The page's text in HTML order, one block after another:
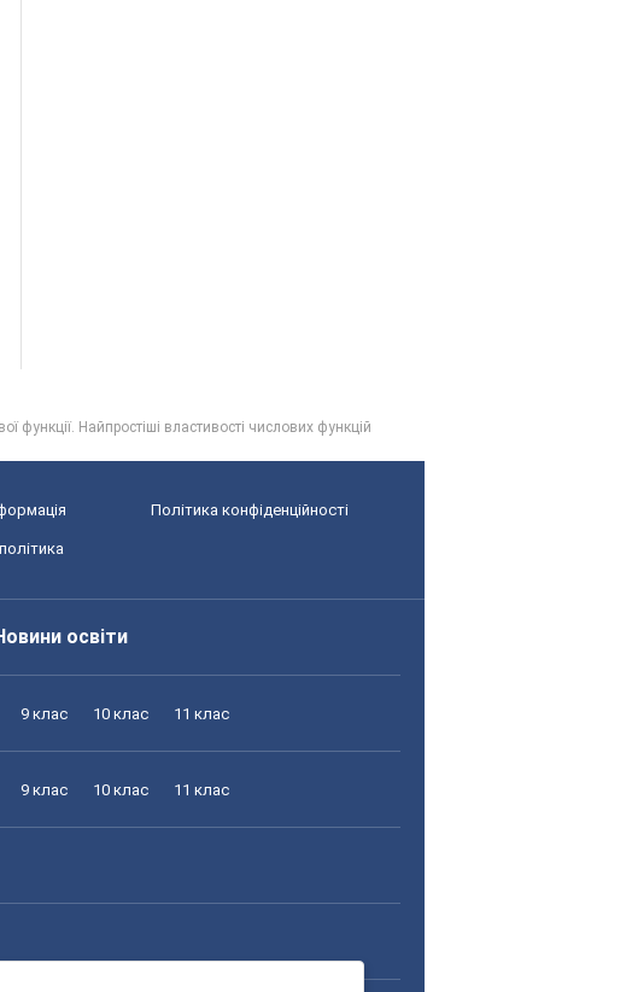
функції. Найпростіші властивості числових функцій
Політика конфіденційності
освіти
9 клас 10 клас 11 клас
9 клас 10 клас 11 клас